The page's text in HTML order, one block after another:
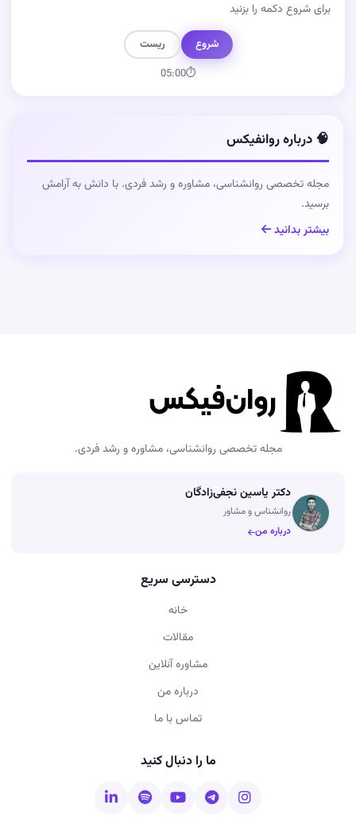
برای شروع دکمه را بزنید
شروع
ریست
⏱
05:00
🧠 درباره روانفیکس
مجله تخصصی روانشناسی، مشاوره و رشد فردی. با دانش به آرامش
برسید.
بیشتر بدانید
مجله تخصصی روانشناسی، مشاوره و رشد فردی.
دکتر یاسین نجفی‌زادگان
روانشناس و مشاور
درباره من
دسترسی سریع
خانه
مقالات
مشاوره آنلاین
درباره من
تماس با ما
ما را دنبال کنید